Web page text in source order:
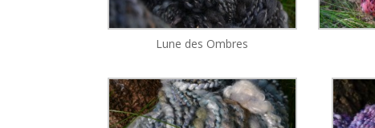
Lune des Ombres